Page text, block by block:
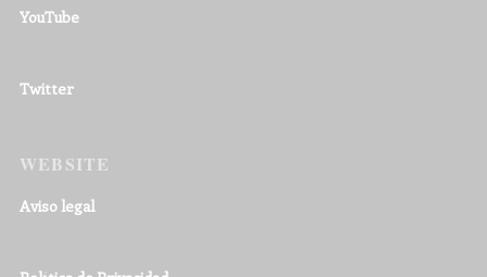
YouTube
Twitter
WEBSITE
Aviso legal